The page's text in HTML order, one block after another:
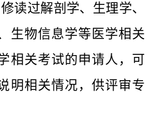
读过解剖学、生理学、
生物信息学等医学相关
相关考试的申请人，可
明相关情况，供评审专